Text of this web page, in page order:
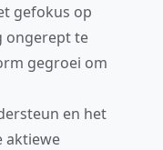
gefokus op
ongerept te
gegroei om
en het
aktiewe